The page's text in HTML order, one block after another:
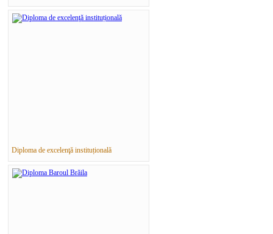
Diploma de excelenţă instituțională